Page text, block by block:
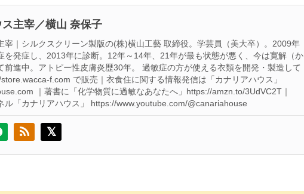
主宰／横山 奈保子
宰｜シルクスクリーン製版の(株)横山工藝 取締役。学芸員（美大卒）。2009年
を発症し、2013年に診断。12年～14年、21年が最も状態が悪く、今は寛解（か
前進中。アトピー性皮膚炎歴30年。 過敏症の方が使える衣類を開発・製造して
store.wacca-f.com で販売｜衣食住に関する情報発信は「カナリアハウス」
｜著書に「化学物質に過敏なあなたへ」https://amzn.to/3UdVC2T｜
ル「カナリアハウス」 https://www.youtube.com/@canariahouse